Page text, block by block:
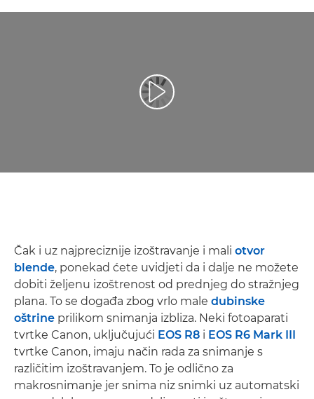
Reproduciraj videozapis
Čak i uz najpreciznije izoštravanje i mali otvor
blende, ponekad ćete uvidjeti da i dalje ne možete
dobiti željenu izoštrenost od prednjeg do stražnjeg
plana. To se događa zbog vrlo male dubinske
oštrine prilikom snimanja izbliza. Neki fotoaparati
tvrtke Canon, uključujući EOS R8 i EOS R6 Mark III
tvrtke Canon, imaju način rada za snimanje s
različitim izoštravanjem. To je odlično za
makrosnimanje jer snima niz snimki uz automatski